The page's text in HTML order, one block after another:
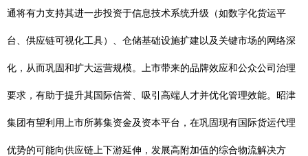
通将有力支持其进一步投资于信息技术系统升级（如数字化货运平
台、供应链可视化工具）、仓储基础设施扩建以及关键市场的网络深
化，从而巩固和扩大运营规模。上市带来的品牌效应和公众公司治理
要求，有助于提升其国际信誉、吸引高端人才并优化管理效能。昭津
集团有望利用上市所募集资金及资本平台，在巩固现有国际货运代理
优势的可能向供应链上下游延伸，发展高附加值的综合物流解决方